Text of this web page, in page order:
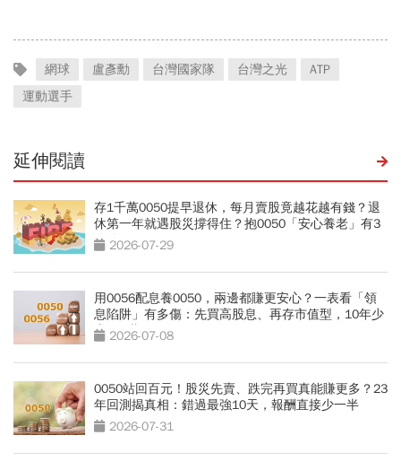
網球 盧彥勳 台灣國家隊 台灣之光
ATP
運動選手
延伸閱讀
存1千萬0050提早退休，每月賣股竟越花越有錢？退
休第一年就遇股災撐得住？抱0050「安心養老」有3
條件2026-07-29
用0056配息養0050，兩邊都賺更安心？一表看「領
息陷阱」有多傷：先買高股息、再存市值型，10年少
賺330萬
2026-07-08
0050站回百元！股災先賣、跌完再買真能賺更多？23
年回測揭真相：錯過最強10天，報酬直接少一半
2026-07-31